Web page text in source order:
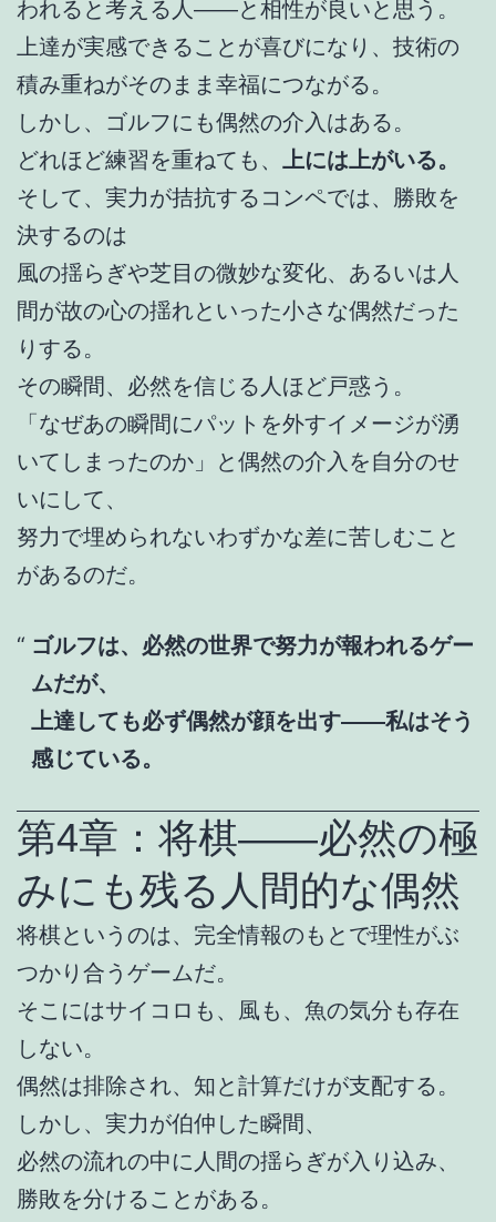
われると考える人――と相性が良いと思う。
上達が実感できることが喜びになり、技術の
積み重ねがそのまま幸福につながる。
しかし、ゴルフにも偶然の介入はある。
どれほど練習を重ねても、 上には上がいる。
そして、実力が拮抗するコンペでは、勝敗を
決するのは
風の揺らぎや芝目の微妙な変化、あるいは人
間が故の心の揺れといった小さな偶然だった
りする。
その瞬間、必然を信じる人ほど戸惑う。
「なぜあの瞬間にパットを外すイメージが湧
いてしまったのか」と偶然の介入を自分のせ
いにして、
努力で埋められないわずかな差に苦しむこと
があるのだ。
ゴルフは、必然の世界で努力が報われるゲー
ムだが、
上達しても必ず偶然が顔を出す――私はそう
感じている。
第4章：将棋――必然の極
みにも残る人間的な偶然
将棋というのは、完全情報のもとで理性がぶ
つかり合うゲームだ。
そこにはサイコロも、風も、魚の気分も存在
しない。
偶然は排除され、知と計算だけが支配する。
しかし、実力が伯仲した瞬間、
必然の流れの中に人間の揺らぎが入り込み、
勝敗を分けることがある。